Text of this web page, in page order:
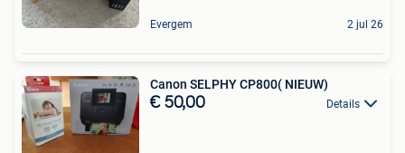
Evergem 2 jul 26
Canon SELPHY CP800( NIEUW)
€ 50,00 Details